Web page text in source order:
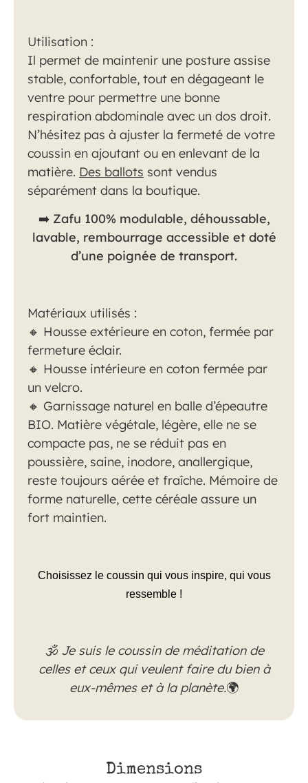
Utilisation :
Il permet de maintenir une posture assise
stable, confortable, tout en dégageant le
ventre pour permettre une bonne
respiration abdominale avec un dos droit.
N’hésitez pas à ajuster la fermeté de votre
coussin en ajoutant ou en enlevant de la
matière. Des ballots sont vendus
séparément dans la boutique.
➡️Zafu 100% modulable, déhoussable,
lavable, rembourrage accessible et doté
d’une poignée de transport.
Matériaux utilisés :
🔸 Housse extérieure en coton, fermée par
fermeture éclair.
🔸 Housse intérieure en coton fermée par
un velcro.
🔸 Garnissage naturel en balle d’épeautre
BIO. Matière végétale, légère, elle ne se
compacte pas, ne se réduit pas en
poussière, saine, inodore, anallergique,
reste toujours aérée et fraîche. Mémoire de
forme naturelle, cette céréale assure un
fort maintien.
Choisissez le coussin qui vous inspire, qui vous
ressemble !
🕉Je suis le coussin de méditation de
celles et ceux qui veulent faire du bien à
eux-mêmes et à la planète.🌍
Dimensions